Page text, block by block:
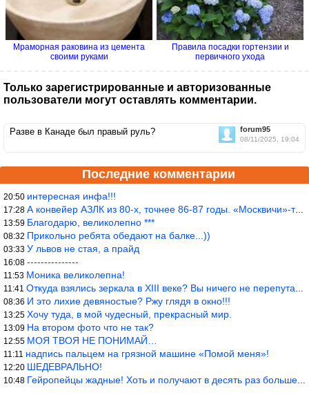
Мраморная раковина из цемента
своими руками
Правила посадки гортензии и
первичного ухода
Только зарегистрированные и авторизованные
пользователи могут оставлять комментарии.
forum95
08/11/2025, 19:04
Разве в Канаде был правый руль?
Последние комментарии
20:50 интересная инфа!!!
17:28 А конвейер АЗЛК из 80-х, точнее 86-87 годы. «Москвичи»-то из пер
13:59 Благодарю, великолепно ***
08:32 Прикольно ребята обедают на балке...))
03:33 У львов не стая, а прайд
16:08 ---------------
11:53 Моника великолепна!
11:41 Откуда взялись зеркала в XIII веке? Вы ничего не перепутали?
08:36 И это лихие девяностые? Ржу глядя в окно!!!
13:25 Хочу туда, в мой чудесный, прекрасный мир.
13:09 На втором фото что не так?
12:55 МОЯ ТВОЯ НЕ ПОНИМАЙ…
11:11 надпись пальцем на грязной машине «Помой меня»!
12:20 ШЕДЕВРАЛЬНО!
10:48 Гейропейцы жадные! Хоть и получают в десять раз больше жителей б